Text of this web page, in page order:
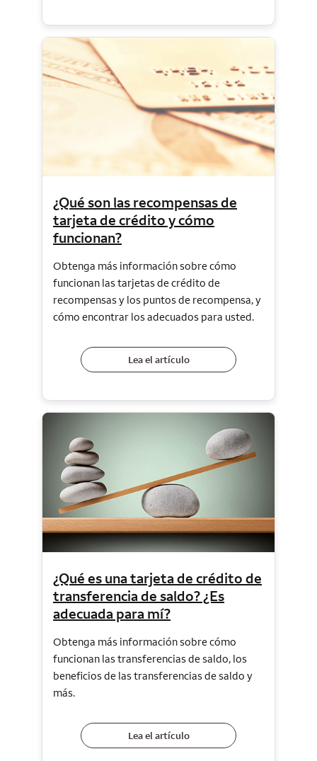
¿Qué son las recompensas de
tarjeta de crédito y cómo
funcionan?
Obtenga más información sobre cómo
funcionan las tarjetas de crédito de
recompensas y los puntos de recompensa, y
cómo encontrar los adecuados para usted.
Lea el artículo
¿Qué es una tarjeta de crédito de
transferencia de saldo? ¿Es
adecuada para mí?
Obtenga más información sobre cómo
funcionan las transferencias de saldo, los
beneficios de las transferencias de saldo y
más.
Lea el artículo